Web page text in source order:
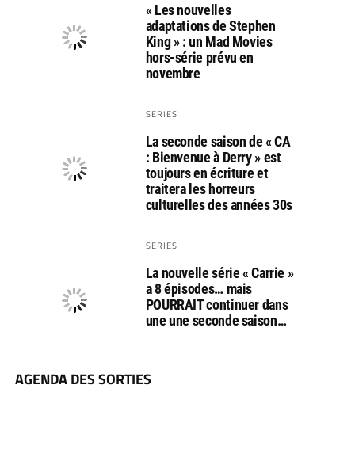
« Les nouvelles
adaptations de Stephen
King » : un Mad Movies
hors-série prévu en
novembre
SERIES
La seconde saison de « CA
: Bienvenue à Derry » est
toujours en écriture et
traitera les horreurs
culturelles des années 30s
SERIES
La nouvelle série « Carrie »
a 8 épisodes… mais
POURRAIT continuer dans
une une seconde saison…
AGENDA DES SORTIES